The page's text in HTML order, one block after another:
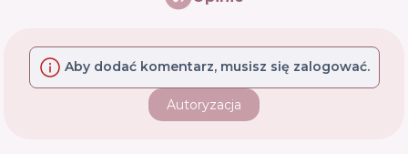
Aby dodać komentarz, musisz się zalogować.
Autoryzacja